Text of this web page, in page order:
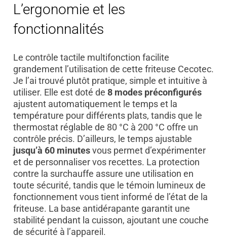
L’ergonomie et les
fonctionnalités
Le contrôle tactile multifonction facilite
grandement l’utilisation de cette friteuse Cecotec.
Je l’ai trouvé plutôt pratique, simple et intuitive à
utiliser. Elle est doté de 8 modes préconfigurés
ajustent automatiquement le temps et la
température pour différents plats, tandis que le
thermostat réglable de 80 °C à 200 °C offre un
contrôle précis. D’ailleurs, le temps ajustable
jusqu’à 60 minutesvous permet d’expérimenter
et de personnaliser vos recettes. La protection
contre la surchauffe assure une utilisation en
toute sécurité, tandis que le témoin lumineux de
fonctionnement vous tient informé de l’état de la
friteuse. La base antidérapante garantit une
stabilité pendant la cuisson, ajoutant une couche
de sécurité à l’appareil.